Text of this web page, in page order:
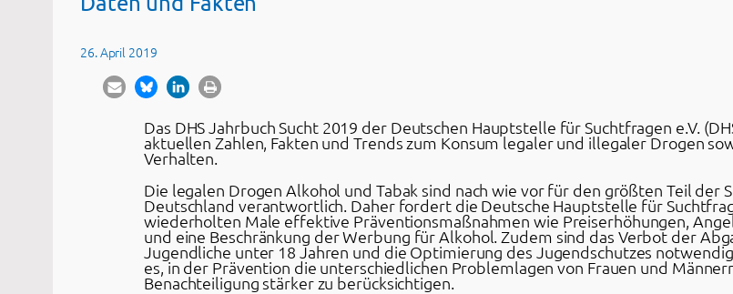
26. April 2019
Das DHS Jahrbuch Sucht 2019 der Deutschen Hauptstelle für Suchtfragen e.V.
aktuellen Zahlen, Fakten und Trends zum Konsum legaler und illegaler Drogen
Verhalten.
Die legalen Drogen Alkohol und Tabak sind nach wie vor für den größten Teil der
Deutschland verantwortlich. Daher fordert die Deutsche Hauptstelle für
wiederholten Male effektive Präventionsmaßnahmen wie Preiserhöhungen,
und eine Beschränkung der Werbung für Alkohol. Zudem sind das Verbot der
Jugendliche unter 18 Jahren und die Optimierung des Jugendschutzes
es, in der Prävention die unterschiedlichen Problemlagen von Frauen und
Benachteiligung stärker zu berücksichtigen.